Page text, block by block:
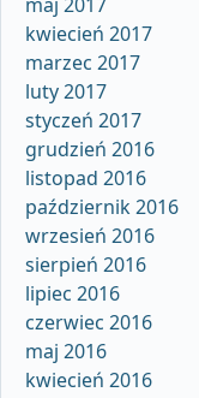
kwiecień 2017
marzec 2017
luty 2017
styczeń 2017
grudzień 2016
listopad 2016
październik 2016
wrzesień 2016
sierpień 2016
lipiec 2016
czerwiec 2016
maj 2016
kwiecień 2016